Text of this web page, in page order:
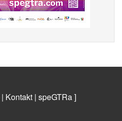
| Kontakt | speGTRa]